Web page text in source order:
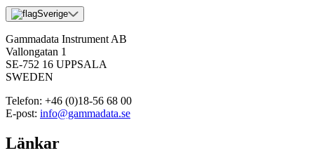
Sverige
Gammadata Instrument AB
Vallongatan 1
SE-752 16 UPPSALA
SWEDEN
Telefon: +46 (0)18-56 68 00
E-post: info@gammadata.se
Länkar